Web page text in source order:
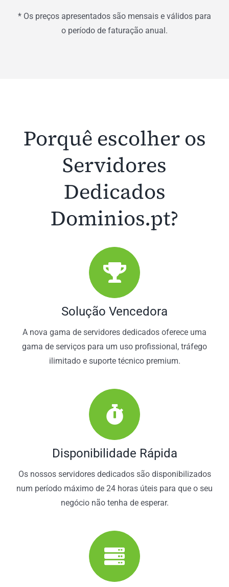
* Os preços apresentados são mensais e válidos para
o período de faturação anual.
Porquê escolher os
Servidores
Dedicados
Dominios.pt?
Solução Vencedora
A nova gama de servidores dedicados oferece uma
gama de serviços para um uso profissional, tráfego
ilimitado e suporte técnico premium.
Disponibilidade Rápida
Os nossos servidores dedicados são disponibilizados
num período máximo de 24 horas úteis para que o seu
negócio não tenha de esperar.